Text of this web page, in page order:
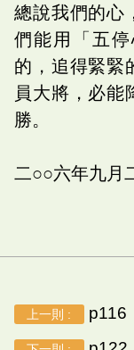
總說我們的心
們能用「五
的，追得緊緊
員大將，必能
勝。
二○○六年九月
上一則 : p116